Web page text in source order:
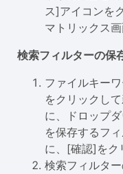
ス]アイコンを
マトリックス
検索フィルターの保
ファイルキー
をクリックし
に、ドロップ
を保存するフ
に、[確認]をク
検索フィルタ